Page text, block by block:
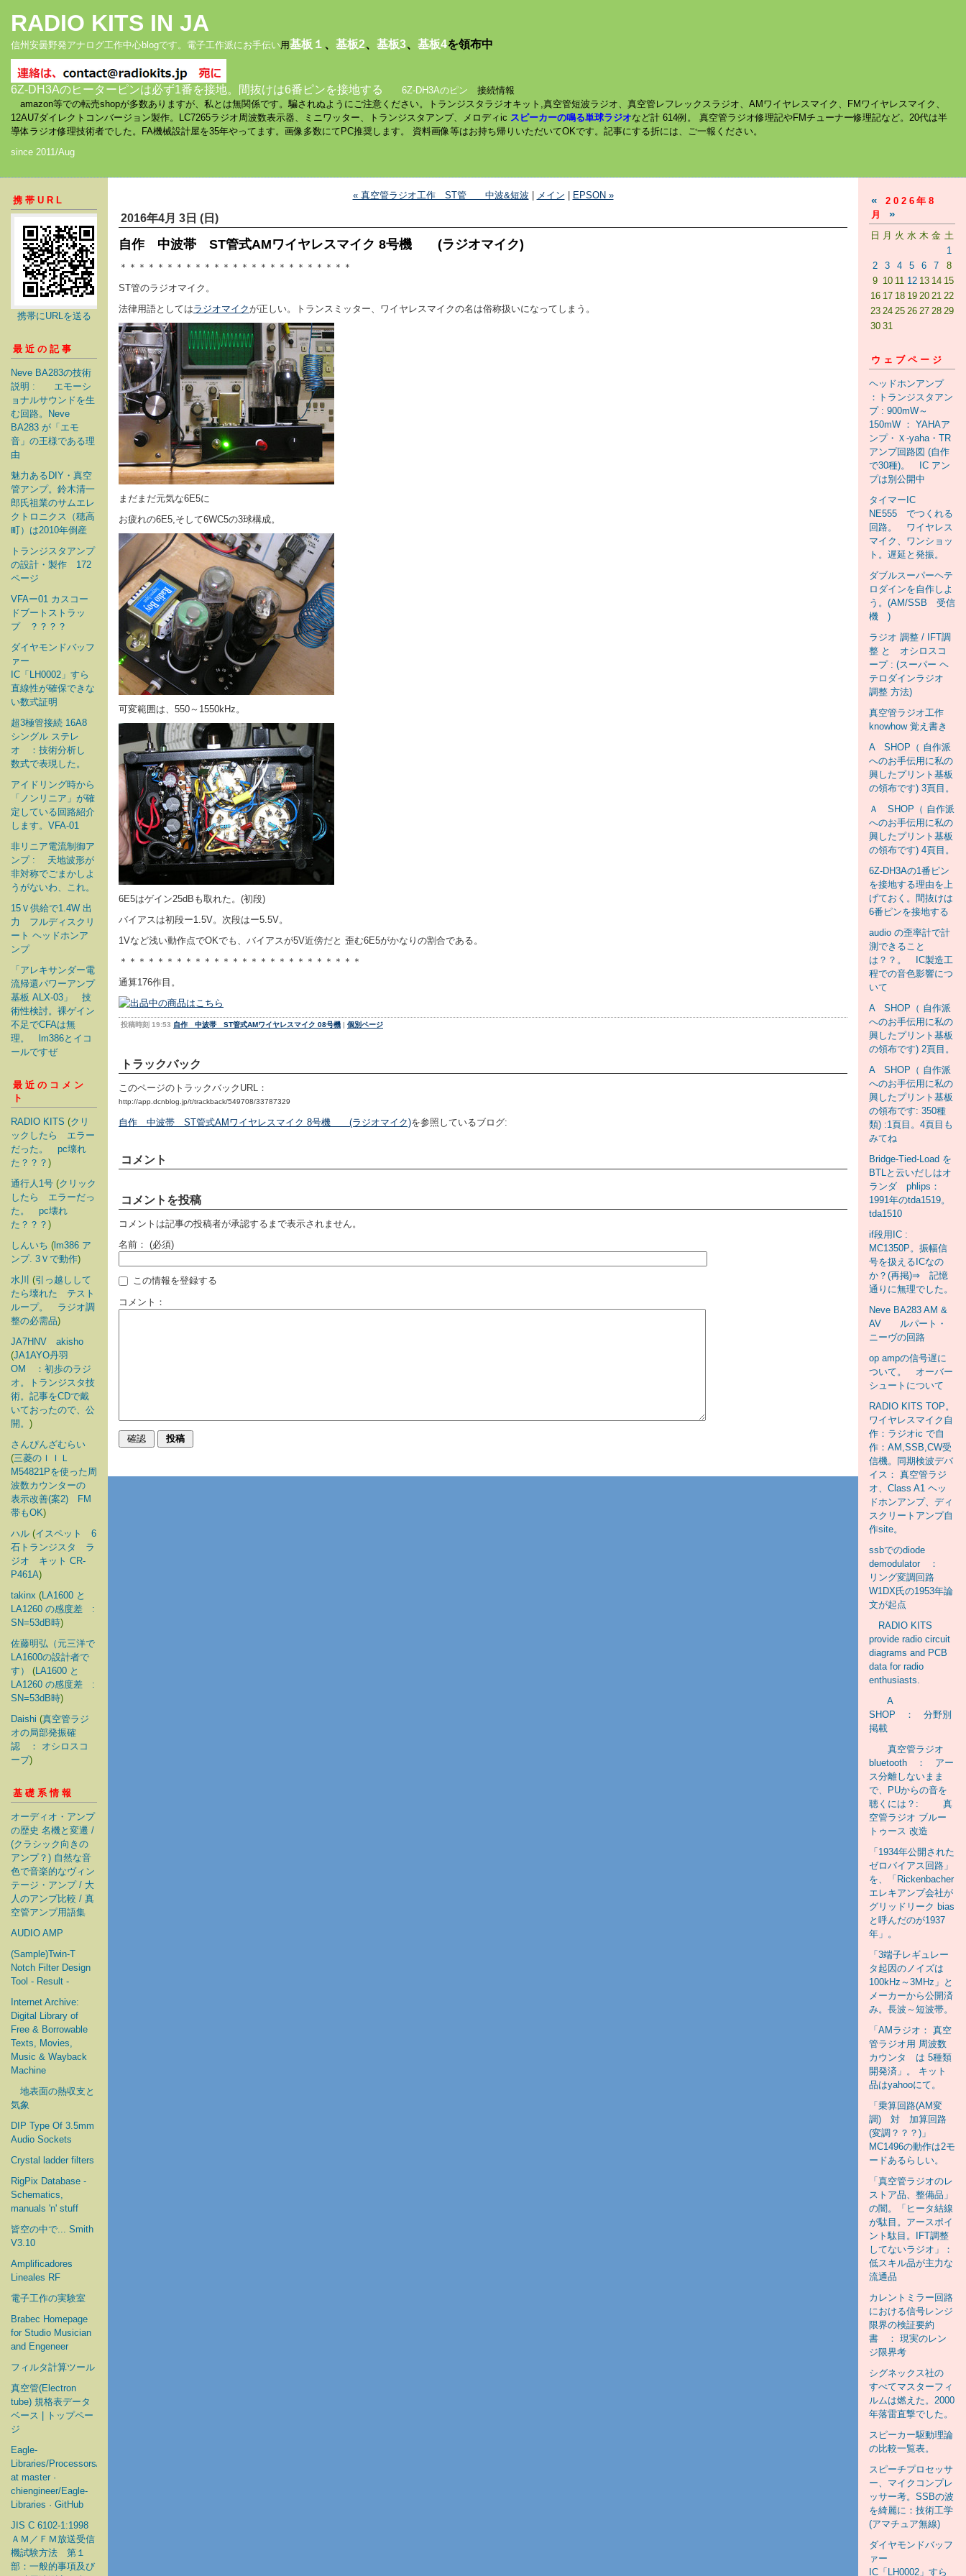
RADIO KITS IN JA
信州安曇野発アナログ工作中心blogです。電子工作派にお手伝い用基板１ 、 基板2、 基板3、 基板4を領布中
6Z-DH3Aのヒーターピンは必ず1番を接地。間抜けは6番ピンを接地する 6Z-DH3Aのピン 接続情報
amazon等での転売shopが多数ありますが、私とは無関係です。騙されぬようにご注意ください。トランジスタラジオキット,真空管短波ラジオ、真空管レフレックスラジオ、AMワイヤレスマイク、FMワイヤレスマイク、
12AU7ダイレクトコンバージョン製作。LC7265ラジオ周波数表示器、ミニワッター、トランジスタアンプ、メロディic スピーカーの鳴る単球ラジオなど計 614例。 真空管ラジオ修理記やFMチューナー修理記など。20代は半
導体ラジオ修理技術者でした。FA機械設計屋を35年やってます。画像多数にてPC推奨します。 資料画像等はお持ち帰りいただいてOKです。記事にする折には、ご一報ください。
since 2011/Aug
携帯URL
携帯にURLを送る
最近の記事
Neve BA283の技術
説明 : エモーシ
ョナルサウンドを生
む回路。Neve
BA283 が「エモ
音」の王様である理
由
魅力あるDIY・真空
管アンプ。鈴木清一
郎氏祖業のサムエレ
クトロニクス（穂高
町）は2010年倒産
トランジスタアンプ
の設計・製作 172
ページ
VFAー01 カスコー
ドブートストラッ
プ ？？？？
ダイヤモンドバッフ
ァー
IC「LH0002」すら
直線性が確保できな
い数式証明
超3極管接続 16A8
シングル ステレ
オ ：技術分析し
数式で表現した。
アイドリング時から
「ノンリニア」が確
定している回路紹介
します。VFA-01
非リニア電流制御ア
ンプ : 天地波形が
非対称でごまかしよ
うがないわ、これ。
15Ｖ供給で1.4W 出
力 フルディスクリ
ート ヘッドホンア
ンプ
「アレキサンダー電
流帰還パワーアンプ
基板 ALX-03」 技
術性検討。裸ゲイン
不足でCFAは無
理。 lm386とイコ
ールですぜ
最近のコメン
ト
RADIO KITS (クリ
ックしたら エラー
だった。 pc壊れ
た？？？ )
通行人1号 (クリック
したら エラーだっ
た。 pc壊れ
た？？？ )
しんいち ( lm386 ア
ンプ. 3Ｖで動作)
水川 (引っ越しして
たら壊れた テスト
ループ。 ラジオ調
整の必需品)
JA7HNV akisho
(JA1AYO丹羽
OM ：初歩のラジ
オ。トランジスタ技
術。記事をCDで戴
いておったので、公
開。 )
さんぴんざむらい
(三菱のＩＩＬ
M54821Pを使った周
波数カウンターの
表示改善(案2) FM
帯もOK)
ハル (イスペット 6
石トランジスタ ラ
ジオ キット CR-
P461A)
takinx (LA1600 と
LA1260 の感度差 :
SN=53dB時)
佐藤明弘（元三洋で
LA1600の設計者で
す）
(LA1600 と
LA1260 の感度差 :
SN=53dB時)
Daishi (真空管ラジ
オの局部発振確
認 ： オシロスコ
ープ)
基礎系情報
オーディオ・アンプ
の歴史 名機と変遷 /
(クラシック向きの
アンプ？) 自然な音
色で音楽的なヴィン
テージ・アンプ / 大
人のアンプ比較 / 真
空管アンプ用語集
AUDIO AMP
(Sample)Twin-T
Notch Filter Design
Tool - Result -
Internet Archive:
Digital Library of
Free & Borrowable
Texts, Movies,
Music & Wayback
Machine
地表面の熱収支と
気象
DIP Type Of 3.5mm
Audio Sockets
Crystal ladder filters
RigPix Database -
Schematics,
manuals 'n' stuff
皆空の中で... Smith
V3.10
Amplificadores
Lineales RF
電子工作の実験室
Brabec Homepage
for Studio Musician
and Engeneer
フィルタ計算ツール
真空管(Electron
tube) 規格表データ
ベース | トップペー
ジ
Eagle-
Libraries/Processors/Microchip
at master ·
chiengineer/Eagle-
Libraries · GitHub
JIS C 6102-1:1998
ＡＭ／ＦＭ放送受信
機試験方法 第１
部：一般的事項及び
« 真空管ラジオ工作 ST管 中波&短波 メイン EPSON »
2016年4月 3日 (日)
自作 中波帯 ST管式AMワイヤレスマイク 8号機 (ラジオマイク)
＊＊＊＊＊＊＊＊＊＊＊＊＊＊＊＊＊＊＊＊＊＊＊＊＊
ST管のラジオマイク。
法律用語としてはラジオマイクが正しい。トランスミッター、ワイヤレスマイクの名は俗称扱いになってしまう。
まだまだ元気な6E5に
お疲れの6E5,そして6WC5の3球構成。
可変範囲は、550～1550kHz。
6E5はゲイン25dBも取れた。(初段)
バイアスは初段ー1.5V。次段はー5.5V。
1Vなど浅い動作点でOKでも、バイアスが5V近傍だと 歪む6E5がかなりの割合である。
＊＊＊＊＊＊＊＊＊＊＊＊＊＊＊＊＊＊＊＊＊＊＊＊＊＊
通算176作目。
投稿時刻 19:53 自作 中波帯 ST管式AMワイヤレスマイク 08号機 | 個別ページ
トラックバック
このページのトラックバックURL：
http://app.dcnblog.jp/t/trackback/549708/33787329
自作 中波帯 ST管式AMワイヤレスマイク 8号機 (ラジオマイク)を参照しているブログ:
コメント
コメントを投稿
コメントは記事の投稿者が承認するまで表示されません。
名前： (必須)
この情報を登録する
コメント：
« 2026年8
月
»
日 月 火 水 木 金 土
1
2
3 4 5 6 7
8
9 10 11 12 13 14 15
16 17 18 19 20 21 22
23 24 25 26 27 28 29
30 31
ウェブページ
ヘッドホンアンプ
：トランジスタアン
プ : 900mW～
150mW ： YAHAア
ンプ・Ｘ-yaha・TR
アンプ回路図 (自作
で30種)。 IC アン
プは別公開中
タイマーIC
NE555 でつくれる
回路。 ワイヤレス
マイク、ワンショッ
ト。遅延と発振。
ダブルスーパーヘテ
ロダインを自作しよ
う。(AM/SSB 受信
機 )
ラジオ 調整 / IFT調
整 と オシロスコ
ープ : (スーパー ヘ
テロダインラジオ
調整 方法)
真空管ラジオ工作
knowhow 覚え書き
A SHOP（ 自作派
へのお手伝用に私の
興したプリント基板
の領布です) 3頁目。
Ａ SHOP（ 自作派
へのお手伝用に私の
興したプリント基板
の領布です) 4頁目。
6Z-DH3Aの1番ピン
を接地する理由を上
げておく。間抜けは
6番ピンを接地する
audio の歪率計で計
測できること
は？？。 IC製造工
程での音色影響につ
いて
A SHOP（ 自作派
へのお手伝用に私の
興したプリント基板
の領布です) 2頁目。
A SHOP（ 自作派
へのお手伝用に私の
興したプリント基板
の領布です: 350種
類) :1頁目。4頁目も
みてね
Bridge-Tied-Load を
BTLと云いだしはオ
ランダ phlips：
1991年のtda1519。
tda1510
if段用IC :
MC1350P。振幅信
号を扱えるICなの
か？(再掲)⇒ 記憶
通りに無理でした。
Neve BA283 AM &
AV ルパート・
ニーヴの回路
op ampの信号遅に
ついて。 オーバー
シュートについて
RADIO KITS TOP。
ワイヤレスマイク自
作：ラジオic で自
作：AM,SSB,CW受
信機。同期検波デバ
イス： 真空管ラジ
オ、Class A1 ヘッ
ドホンアンプ、ディ
スクリートアンプ自
作site。
ssbでのdiode
demodulator ：
リング変調回路
W1DX氏の1953年論
文が起点
RADIO KITS
provide radio circuit
diagrams and PCB
data for radio
enthusiasts.
A
SHOP ： 分野別
掲載
真空管ラジオ
bluetooth ： アー
ス分離しないまま
で、PUからの音を
聴くには？: 真
空管ラジオ ブルー
トゥース 改造
「1934年公開された
ゼロバイアス回路」
を、「Rickenbacher
エレキアンプ会社が
グリッドリーク bias
と呼んだのが1937
年」。
「3端子レギュレー
タ起因のノイズは
100kHz～3MHz」と
メーカーから公開済
み。長波～短波帯。
「AMラジオ： 真空
管ラジオ用 周波数
カウンタ は 5種類
開発済」。 キット
品はyahooにて。
「乗算回路(AM変
調) 対 加算回路
(変調？？？)」
MC1496の動作は2モ
ードあるらしい。
「真空管ラジオのレ
ストア品、整備品」
の闇。「ヒータ結線
が駄目。アースポイ
ント駄目。IFT調整
してないラジオ」：
低スキル品が主力な
流通品
カレントミラー回路
における信号レンジ
限界の検証要約
書 ： 現実のレン
ジ限界考
シグネックス社の
すべてマスターフィ
ルムは燃えた。2000
年落雷直撃でした。
スピーカー駆動理論
の比較一覧表。
スピーチプロセッサ
ー、マイクコンプレ
ッサー考。SSBの波
を綺麗に：技術工学
(アマチュア無線)
ダイヤモンドバッフ
ァー
IC「LH0002」すら